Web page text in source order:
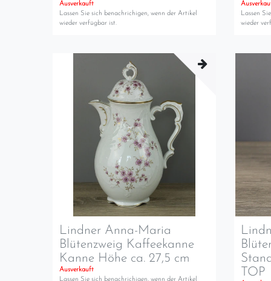
Ausverkauft
Lassen Sie sich benachrichigen, wenn der Artikel
wieder verfügbar ist.
Lassen
wieder
Lindner Anna-Maria
Blütenzweig Kaffeekanne
Kanne Höhe ca. 27,5 cm
Ausverkauft
Lassen Sie sich benachrichigen, wenn der Artikel
TOP